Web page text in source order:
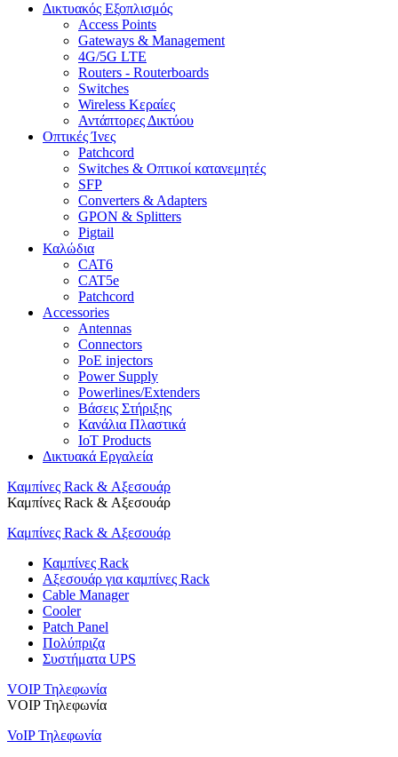
Δικτυακός Εξοπλισμός
Access Points
Gateways & Management
4G/5G LTE
Routers - Routerboards
Switches
Wireless Κεραίες
Αντάπτορες Δικτύου
Οπτικές Ίνες
Patchcord
Switches & Οπτικοί κατανεμητές
SFP
Converters & Adapters
GPON & Splitters
Pigtail
Καλώδια
CAT6
CAT5e
Patchcord
Accessories
Antennas
Connectors
PoE injectors
Power Supply
Powerlines/Extenders
Βάσεις Στήριξης
Κανάλια Πλαστικά
IoT Products
Δικτυακά Εργαλεία
Καμπίνες Rack & Αξεσουάρ
Καμπίνες Rack & Αξεσουάρ
Καμπίνες Rack & Αξεσουάρ
Καμπίνες Rack
Αξεσουάρ για καμπίνες Rack
Cable Manager
Cooler
Patch Panel
Πολύπριζα
Συστήματα UPS
VOIP Τηλεφωνία
VOIP Τηλεφωνία
VoIP Τηλεφωνία